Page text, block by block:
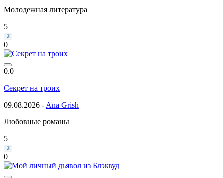
Молодежная литература
5
2
0
0.0
Секрет на троих
09.08.2026 - Ana Grish
Любовные романы
5
2
0